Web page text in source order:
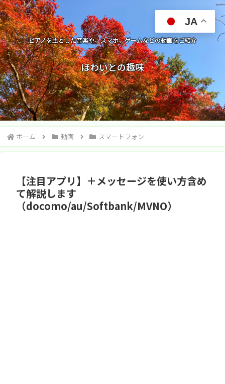
ピアノを主とした音楽や，スマホ，ゲームなどの動画をご紹介
ほわいとの趣味
ホーム 動画 スマートフォン
【注目アプリ】＋メッセージを使い方含め
て解説します
（docomo/au/Softbank/MVNO）
JA